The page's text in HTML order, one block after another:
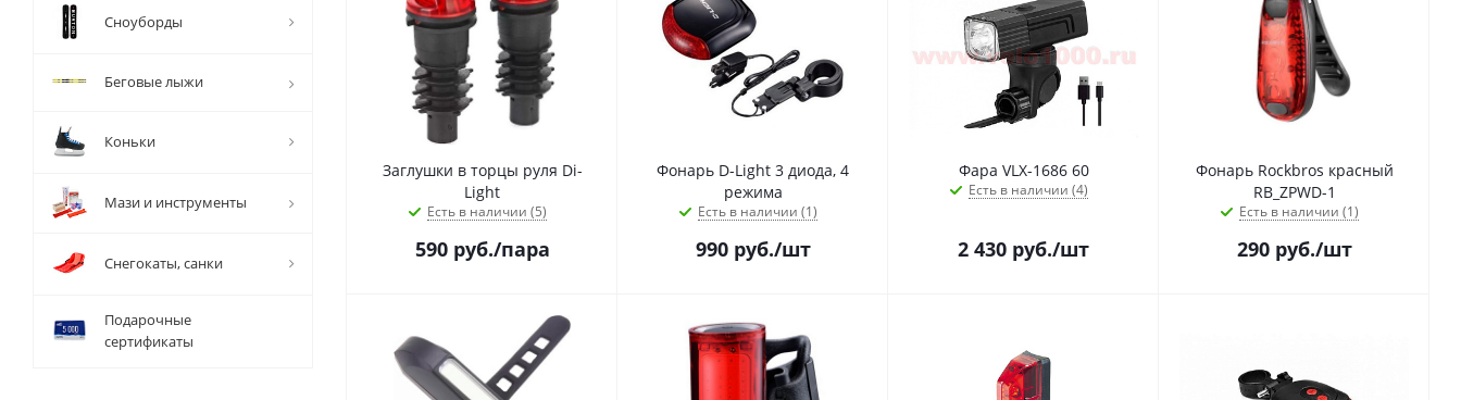
Заглушки в торцы руля Di-
Light
Есть в наличии (5)
590руб./пара
Фонарь D-Light 3 диода, 4
режима
Есть в наличии (1)
990руб./шт
Фара VLX-1686 60
Есть в наличии (4)
2 430 руб./шт
Фонарь Rockbros красный
RB_ZPWD-1
Есть в наличии (1)
290руб./шт
Сноуборды
Беговые лыжи
Коньки
Мази и инструменты
Снегокаты, санки
Подарочные
сертификаты